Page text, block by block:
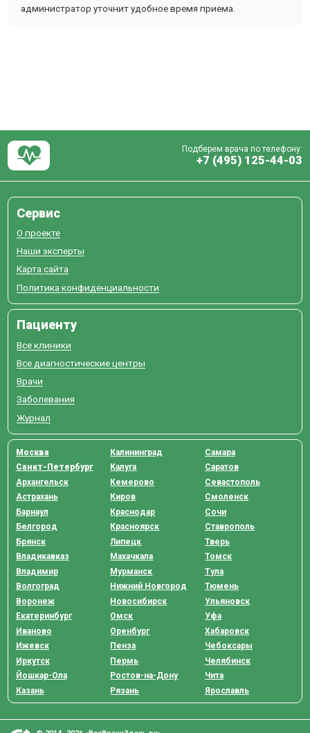
администратор уточнит удобное время приема.
Подберем врача по телефону:
+7 (495) 125-44-03
Сервис
О проекте
Наши эксперты
Карта сайта
Политика конфиденциальности
Пациенту
Все клиники
Все диагностические центры
Врачи
Заболевания
Журнал
Москва
Санкт-Петербург
Архангельск
Астрахань
Барнаул
Белгород
Брянск
Владикавказ
Владимир
Волгоград
Воронеж
Екатеринбург
Иваново
Ижевск
Иркутск
Йошкар-Ола
Казань
Калининград
Калуга
Кемерово
Киров
Краснодар
Красноярск
Липецк
Махачкала
Мурманск
Нижний Новгород
Новосибирск
Омск
Оренбург
Пенза
Пермь
Ростов-на-Дону
Рязань
Самара
Саратов
Севастополь
Смоленск
Сочи
Ставрополь
Тверь
Томск
Тула
Тюмень
Ульяновск
Уфа
Хабаровск
Чебоксары
Челябинск
Чита
Ярославль